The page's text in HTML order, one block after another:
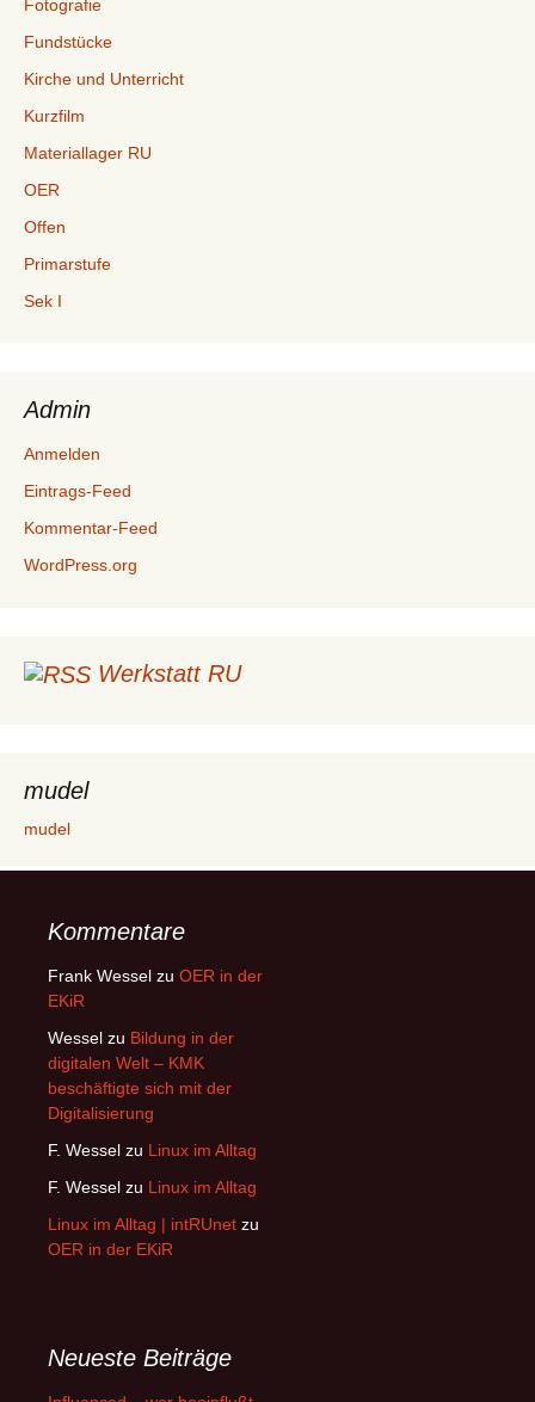
Fotografie
Fundstücke
Kirche und Unterricht
Kurzfilm
Materiallager RU
OER
Offen
Primarstufe
Sek I
Admin
Anmelden
Eintrags-Feed
Kommentar-Feed
WordPress.org
Werkstatt RU
mudel
mudel
Kommentare
Frank Wessel zu OER in der
EKiR
Wessel zu Bildung in der
digitalen Welt – KMK
beschäftigte sich mit der
Digitalisierung
F. Wessel zu Linux im Alltag
F. Wessel zu Linux im Alltag
Linux im Alltag | intRUnet zu
OER in der EKiR
Neueste Beiträge